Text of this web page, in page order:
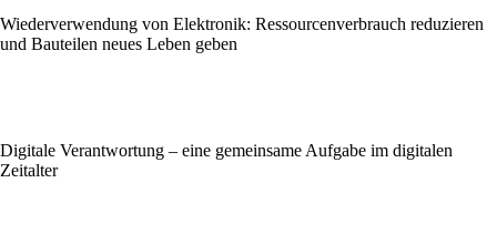
Wiederverwendung von Elektronik: Ressourcenverbrauch reduzieren
und Bauteilen neues Leben geben
Digitale Verantwortung – eine gemeinsame Aufgabe im digitalen
Zeitalter